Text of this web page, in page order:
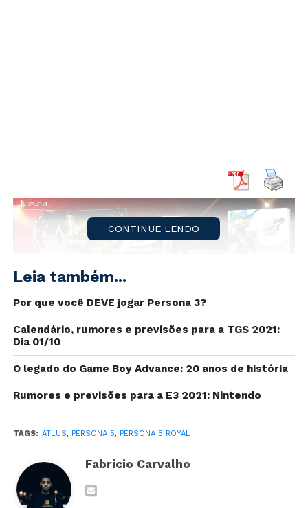
Persona 5 Royalganhou nesta terça-feira (3) uma
data de lançamento oficial para o mercado ocidental. A
março de 2020.
A desenvolvedora também anunciou
versões
de
quanto para mídia
CONTINUE LENDO
Leia também...
Por que você DEVE jogar Persona 3?
Calendário, rumores e previsões para a TGS 2021:
Dia 01/10
O legado do Game Boy Advance: 20 anos de história
Rumores e previsões para a E3 2021: Nintendo
TAGS: ATLUS, PERSONA 5, PERSONA 5 ROYAL
Fabrício Carvalho